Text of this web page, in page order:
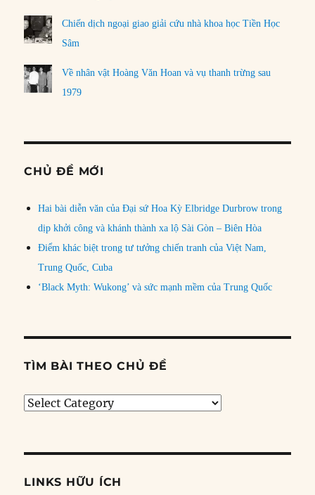
Chiến dịch ngoại giao giải cứu nhà khoa học Tiền Học
Sâm
Về nhân vật Hoàng Văn Hoan và vụ thanh trừng sau
1979
CHỦ ĐỀ MỚI
Hai bài diễn văn của Đại sứ Hoa Kỳ Elbridge Durbrow trong
dịp khởi công và khánh thành xa lộ Sài Gòn – Biên Hòa
Điểm khác biệt trong tư tưởng chiến tranh của Việt Nam,
Trung Quốc, Cuba
‘Black Myth: Wukong’ và sức mạnh mềm của Trung Quốc
TÌM BÀI THEO CHỦ ĐỀ
Tìm
đề
LINKS HỮU ÍCH